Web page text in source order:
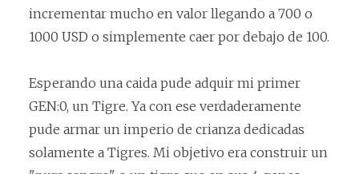
incrementar mucho en valor llegando a 700 o
1000 USD o simplemente caer por debajo de 100.
Esperando una caida pude adquir mi primer
GEN:0, un Tigre. Ya con ese verdaderamente
pude armar un imperio de crianza dedicadas
solamente a Tigres. Mi objetivo era construir un